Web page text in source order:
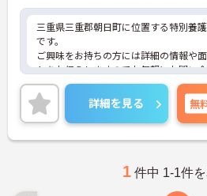
三重県三重郡朝日町に位置する特別養
です。
ご興味をお持ちの方には詳細の情報や
トをお伝えしますのでお気軽にお問い
いませ。
詳細を見る 無
1 件中 1-1件